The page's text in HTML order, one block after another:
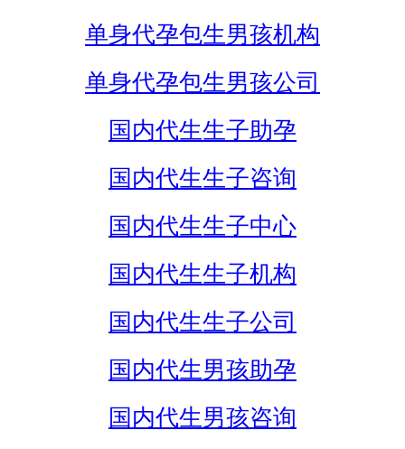
单身代孕包生男孩机构
单身代孕包生男孩公司
国内代生生子助孕
国内代生生子咨询
国内代生生子中心
国内代生生子机构
国内代生生子公司
国内代生男孩助孕
国内代生男孩咨询